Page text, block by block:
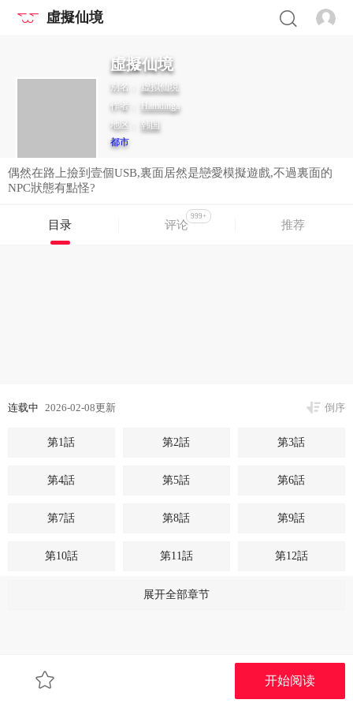
虛擬仙境
虛擬仙境
别名： 虚拟仙境
作者： Hamdinga
地区： 韩国
都市
偶然在路上撿到壹個USB,裏面居然是戀愛模擬遊戲,不過裏面的
NPC狀態有點怪?
目录 评论
999+
推荐
连载中 2026-02-08更新 倒序
第1話 第2話 第3話
第4話 第5話 第6話
第7話 第8話 第9話
第10話 第11話 第12話
第14話
第19話
开始阅读
展开全部章节